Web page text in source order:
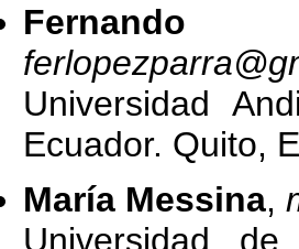
Fernando
Universidad
Ecuador. Quito,
María Messina,
Universidad de